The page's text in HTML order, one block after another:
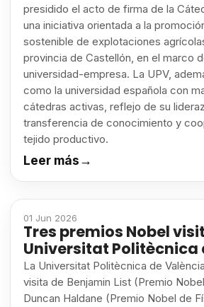
presidido el acto de firma de la
una iniciativa orientada a la
sostenible de explotaciones
provincia de Castellón, en el marco
universidad-empresa. La UPV,
como la universidad española con
cátedras activas, reflejo de su
transferencia de conocimiento y
tejido productivo.
Leer más→
01 Jun 2026
Tres premios Nobel
Universitat Politècnica
La Universitat Politècnica de
visita de Benjamin List (Premio
Duncan Haldane (Premio Nobel de